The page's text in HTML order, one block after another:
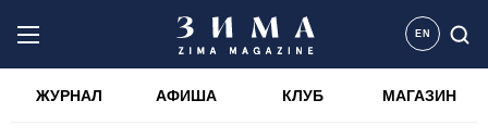
EN
ЖУРНАЛ АФИША КЛУБ МАГАЗИН